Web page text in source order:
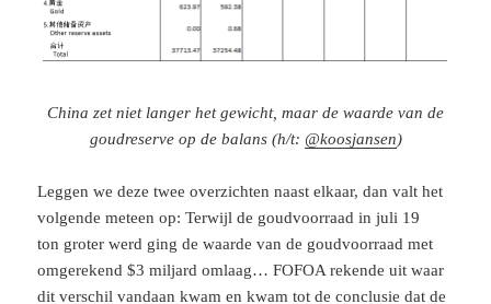
China zet niet langer het gewicht, maar de waarde van de
goudreserve op de balans (h/t: @koosjansen)
Leggen we deze twee overzichten naast elkaar, dan valt het
volgende meteen op: Terwijl de goudvoorraad in juli 19
ton groter werd ging de waarde van de goudvoorraad met
omgerekend $3 miljard omlaag… FOFOA rekende uit waar
dit verschil vandaan kwam en kwam tot de conclusie dat de